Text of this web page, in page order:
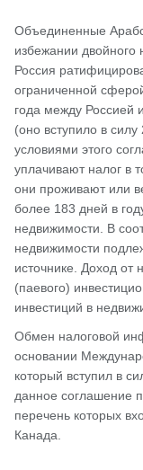
Объединенные
избежании двойного
Россия
ограниченной
года между Россией
(оно вступило в
условиями этого
уплачивают налог в
они проживают или
более 183 дней в
недвижимости. В
недвижимости
источнике. Доход от
(паевого)
инвестиций в
Обмен налоговой
основании
который вступил в
данное соглашение
перечень которых
Канада.